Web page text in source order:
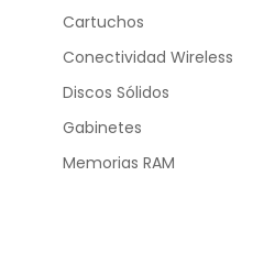
Cartuchos
Conectividad Wireless
Discos Sólidos
Gabinetes
Memorias RAM